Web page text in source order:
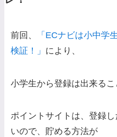
前回、
「ECナビは小中学
検証！」 により、
小学生から登録は出来るこ
ポイントサイトは、登録
いので、貯める方法が